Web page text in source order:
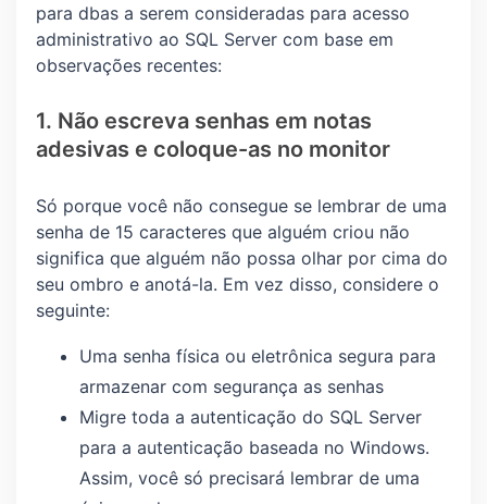
para dbas a serem consideradas para acesso
administrativo ao SQL Server com base em
observações recentes:
1. Não escreva senhas em notas
adesivas e coloque-as no monitor
Só porque você não consegue se lembrar de uma
senha de 15 caracteres que alguém criou não
significa que alguém não possa olhar por cima do
seu ombro e anotá-la. Em vez disso, considere o
seguinte:
Uma senha física ou eletrônica segura para
armazenar com segurança as senhas
Migre toda a autenticação do SQL Server
para a autenticação baseada no Windows.
Assim, você só precisará lembrar de uma